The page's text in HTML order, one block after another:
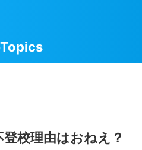
校理由はおねえ？